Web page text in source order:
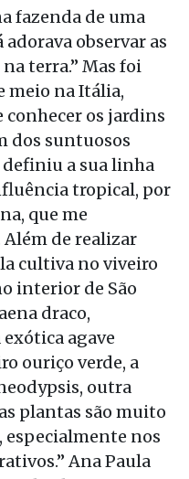
fazenda de uma
observar as
terra.” Mas foi
meio na Itália,
os jardins
dos suntuosos
definiu a sua linha
tropical, por
que me
Além de realizar
cultiva no viveiro
interior de São
draco,
agave
ouriço verde, a
outra
plantas são muito
nos
Ana Paula